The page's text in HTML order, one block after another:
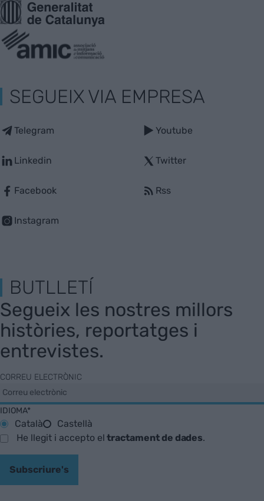
SEGUEIX VIA EMPRESA
Telegram
Linkedin
Facebook
Instagram
Youtube
Twitter
Rss
BUTLLETÍ
Segueix les nostres millors
històries, reportatges i
entrevistes.
CORREU ELECTRÒNIC
IDIOMA*
Català
Castellà
He llegit i accepto eltractament de dades.
Subscriure's